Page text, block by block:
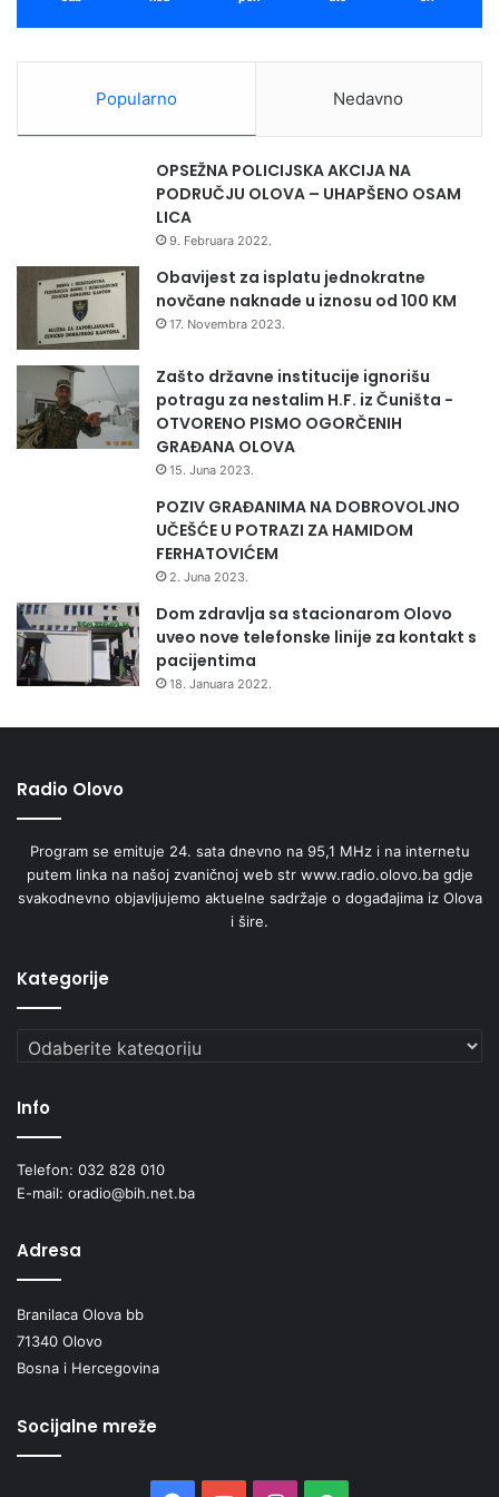
Popularno Nedavno
OPSEŽNA POLICIJSKA AKCIJA NA
PODRUČJU OLOVA – UHAPŠENO OSAM
LICA
9. Februara 2022.
Obavijest za isplatu jednokratne
novčane naknade u iznosu od 100 KM
17. Novembra 2023.
Zašto državne institucije ignorišu
potragu za nestalim H.F. iz Čuništa -
OTVORENO PISMO OGORČENIH
GRAĐANA OLOVA
15. Juna 2023.
POZIV GRAĐANIMA NA DOBROVOLJNO
UČEŠĆE U POTRAZI ZA HAMIDOM
FERHATOVIĆEM
2. Juna 2023.
Dom zdravlja sa stacionarom Olovo
uveo nove telefonske linije za kontakt s
pacijentima
18. Januara 2022.
Radio Olovo
Program se emituje 24. sata dnevno na 95,1 MHz i na internetu
putem linka na našoj zvaničnoj web str www.radio.olovo.ba gdje
svakodnevno objavljujemo aktuelne sadržaje o događajima iz Olova
i šire.
Kategorije
Kategorije
Info
Telefon: 032 828 010
E-mail: oradio@bih.net.ba
Adresa
Branilaca Olova bb
71340 Olovo
Bosna i Hercegovina
Socijalne mreže